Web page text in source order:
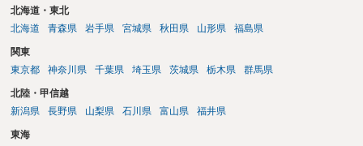
北海道・東北
北海道
青森県 岩手県 宮城県 秋田県 山形県 福島県
関東
東京都
神奈川県 千葉県 埼玉県 茨城県 栃木県 群馬県
北陸・甲信越
新潟県
長野県 山梨県 石川県 富山県 福井県
東海